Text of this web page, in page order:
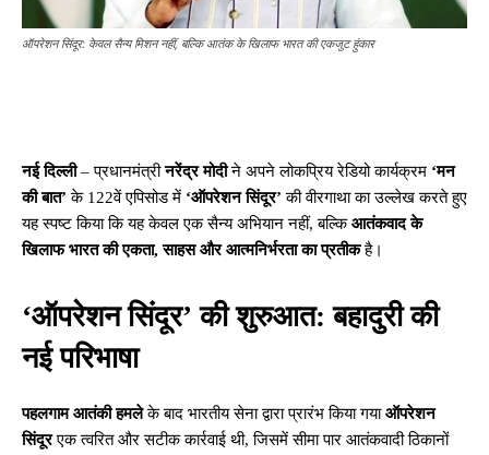
ऑपरेशन सिंदूर: केवल सैन्य मिशन नहीं, बल्कि आतंक के खिलाफ भारत की एकजुट हुंकार
नई दिल्ली– प्रधानमंत्रीनरेंद्र मोदीने अपने लोकप्रिय रेडियो कार्यक्रम ‘मन
की बात’ के 122वें एपिसोड में ‘ऑपरेशन सिंदूर’ की वीरगाथा का उल्लेख करते हुए
यह स्पष्ट किया कि यह केवल एक सैन्य अभियान नहीं, बल्किआतंकवाद के
खिलाफ भारत की एकता, साहस और आत्मनिर्भरता का प्रतीकहै।
‘ऑपरेशन सिंदूर’ की शुरुआत: बहादुरी की
नई परिभाषा
पहलगाम आतंकी हमलेके बाद भारतीय सेना द्वारा प्रारंभ किया गयाऑपरेशन
सिंदूरएक त्वरित और सटीक कार्रवाई थी, जिसमें सीमा पार आतंकवादी ठिकानों